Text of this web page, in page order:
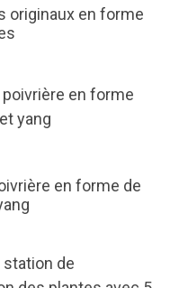
originaux en forme
en forme de